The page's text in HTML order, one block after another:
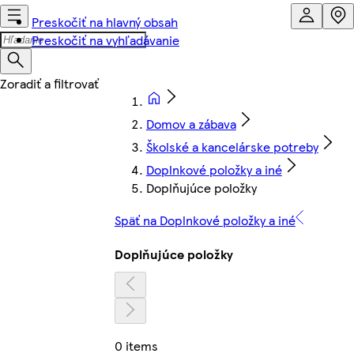
Preskočiť na hlavný obsah
Preskočiť na vyhľadávanie
Domov a zábava
Školské a kancelárske potreby
Doplnkové položky a iné
Doplňujúce položky
Späť na Doplnkové položky a iné
Doplňujúce položky
0 items